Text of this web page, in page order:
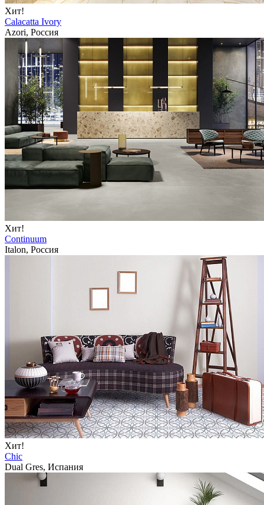
Хит!
Calacatta Ivory
Azori, Россия
Хит!
Continuum
Italon, Россия
Хит!
Chic
Dual Gres, Испания